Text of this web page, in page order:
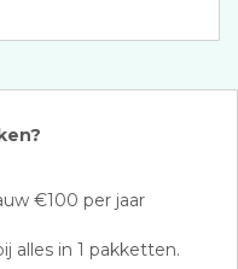
€100 per jaar
alles in 1 pakketten.